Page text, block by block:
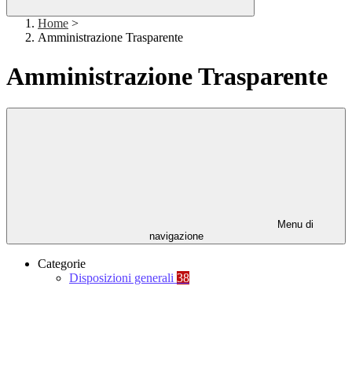
Home >
Amministrazione Trasparente
Amministrazione Trasparente
Menu di
navigazione
Categorie
Disposizioni generali 38